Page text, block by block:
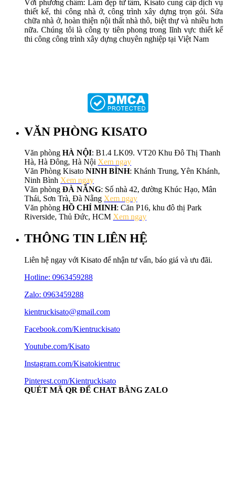
Với phương châm: Làm đẹp từ tâm, Kisato cung cấp dịch vụ
thiết kế, thi công nhà ở, công trình xây dựng trọn gói. Sửa
chữa nhà ở, hoàn thiện nội thất nhà thô, biệt thự và nhiều hơn
nữa. Chúng tôi là công ty tiên phong trong lĩnh vực thiết kế
thi công công trình xây dựng chuyên nghiệp tại Việt Nam
VĂN PHÒNG KISATO
Văn phòng HÀ NỘI: B1.4 LK09. VT20 Khu Đô Thị Thanh
Hà, Hà Đông, Hà Nội Xem ngay
Văn Phòng Kisato NINH BÌNH: Khánh Trung, Yên Khánh,
Ninh Bình Xem ngay
Văn phòng ĐÀ NẴNG: Số nhà 42, đường Khúc Hạo, Mân
Thái, Sơn Trà, Đà Nẵng Xem ngay
Văn phòng HỒ CHÍ MINH: Căn P16, khu đô thị Park
Riverside, Thủ Đức, HCM Xem ngay
THÔNG TIN LIÊN HỆ
Liên hệ ngay với Kisato để nhận tư vấn, báo giá và ưu đãi.
Hotline: 0963459288
Zalo: 0963459288
kientruckisato@gmail.com
Facebook.com/Kientruckisato
Youtube.com/Kisato
Instagram.com/Kisatokientruc
Pinterest.com/Kientruckisato
QUÉT MÃ QR ĐỂ CHAT BẰNG ZALO